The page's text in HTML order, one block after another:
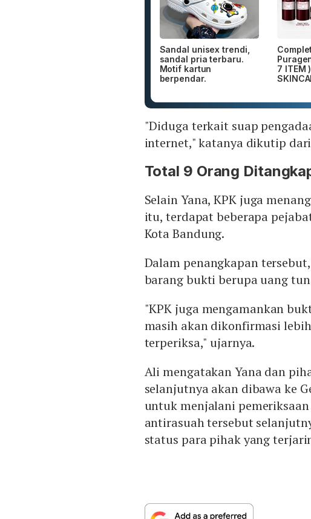
Sandal unisex trendi,
sandal pria terbaru.
Motif kartun
berpendar.
7 ITEM
"Diduga terkait suap
internet," katanya dikutip
Total 9 Orang
Selain Yana, KPK juga
itu, terdapat beberapa
Kota Bandung.
Dalam penangkapan
barang bukti berupa uang
"KPK juga mengamankan
masih akan dikonfirmasi
terperiksa," ujarnya.
Ali mengatakan Yana dan
selanjutnya akan dibawa ke
untuk menjalani
antirasuah tersebut
status para pihak yang